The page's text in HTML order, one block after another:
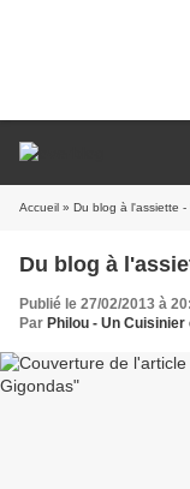
Accueil » Du blog à l'assiette
Du blog à
Publié le 27/02/2013 à
Par Philou - Un Cuisinier